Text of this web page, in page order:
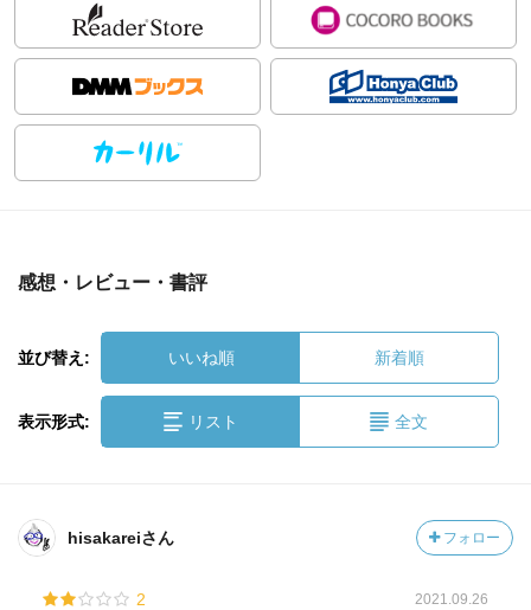
感想・レビュー・書評
並び替え: いいね順 新着順
表示形式: リスト 全文
hisakareiさん フォロー
2 2021.09.26